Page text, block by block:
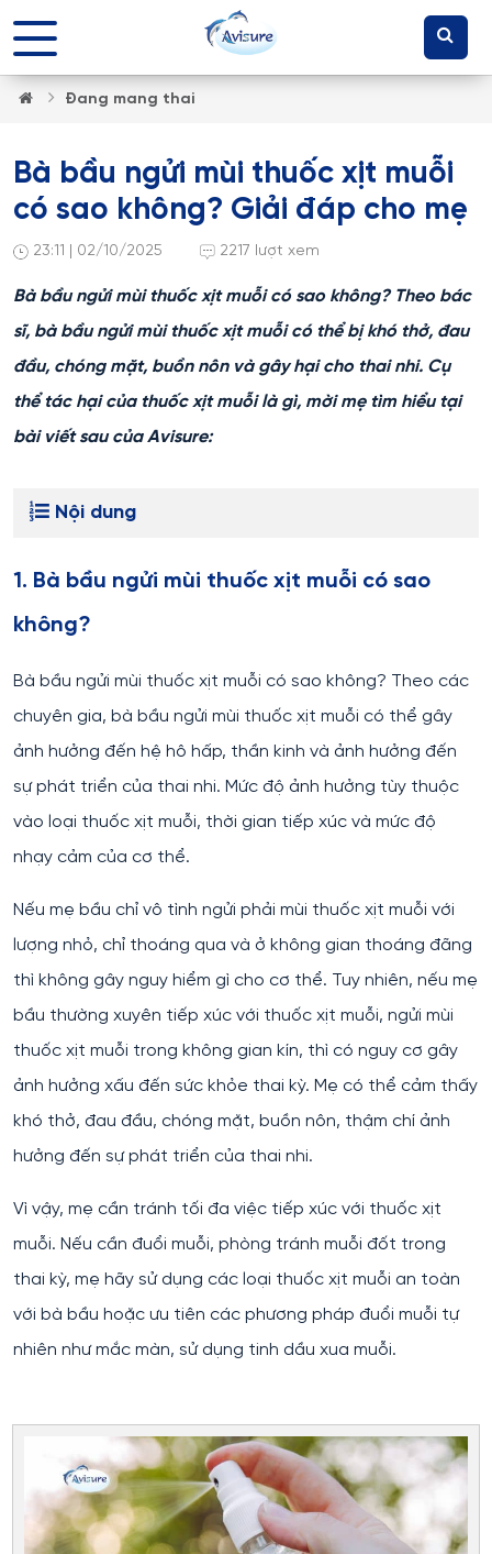
Đang mang thai
Bà bầu ngửi mùi thuốc xịt muỗi
có sao không? Giải đáp cho mẹ
23:11 | 02/10/2025 2217 lượt xem
Bà bầu ngửi mùi thuốc xịt muỗi có sao không? Theo bác
sĩ, bà bầu ngửi mùi thuốc xịt muỗi có thể bị khó thở, đau
đầu, chóng mặt, buồn nôn và gây hại cho thai nhi. Cụ
thể tác hại của thuốc xịt muỗi là gì, mời mẹ tìm hiểu tại
bài viết sau của Avisure:
Nội dung
1. Bà bầu ngửi mùi thuốc xịt muỗi có sao
không?
Bà bầu ngửi mùi thuốc xịt muỗi có sao không? Theo các
chuyên gia, bà bầu ngửi mùi thuốc xịt muỗi có thể gây
ảnh hưởng đến hệ hô hấp, thần kinh và ảnh hưởng đến
sự phát triển của thai nhi. Mức độ ảnh hưởng tùy thuộc
vào loại thuốc xịt muỗi, thời gian tiếp xúc và mức độ
nhạy cảm của cơ thể.
Nếu mẹ bầu chỉ vô tình ngửi phải mùi thuốc xịt muỗi với
lượng nhỏ, chỉ thoáng qua và ở không gian thoáng đãng
thì không gây nguy hiểm gì cho cơ thể. Tuy nhiên, nếu mẹ
bầu thường xuyên tiếp xúc với thuốc xịt muỗi, ngửi mùi
thuốc xịt muỗi trong không gian kín, thì có nguy cơ gây
ảnh hưởng xấu đến sức khỏe thai kỳ. Mẹ có thể cảm thấy
khó thở, đau đầu, chóng mặt, buồn nôn, thậm chí ảnh
hưởng đến sự phát triển của thai nhi.
Vì vậy, mẹ cần tránh tối đa việc tiếp xúc với thuốc xịt
muỗi. Nếu cần đuổi muỗi, phòng tránh muỗi đốt trong
thai kỳ, mẹ hãy sử dụng các loại thuốc xịt muỗi an toàn
với bà bầu hoặc ưu tiên các phương pháp đuổi muỗi tự
nhiên như mắc màn, sử dụng tinh dầu xua muỗi.